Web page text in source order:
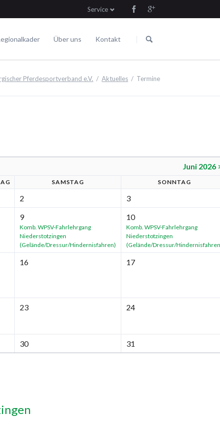
Service
überspringen
Über uns Kontakt
Pferdesportverband e.V. Aktuelles Termine
Juni 2026
SA MSTAG SONNTAG
2
3
9
Komb. WPSV-Fahrlehrgang
Niederstotzingen
(Gelände/Dressur/Hindernisfahren)
10
Komb. WPSV-Fahrlehrgang
Niederstotzingen
(Gelände/Dressur/
16 17
23 24
30 31